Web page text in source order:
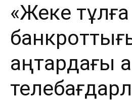
«Жеке тұлға
қаңтардағы